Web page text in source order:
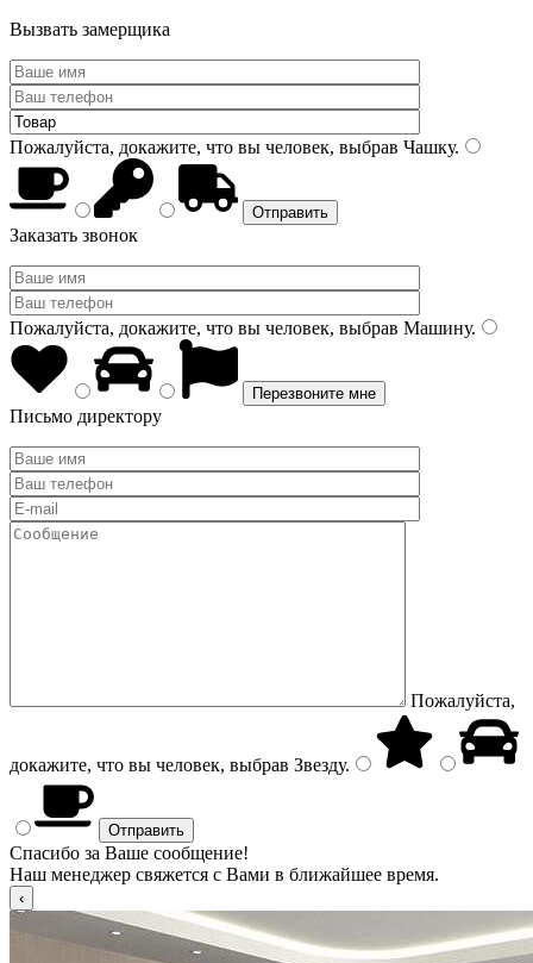
Вызвать замерщика
Пожалуйста, докажите, что вы человек, выбрав Чашку.
Заказать звонок
Пожалуйста, докажите, что вы человек, выбрав Машину.
Письмо директору
Пожалуйста,
докажите, что вы человек, выбрав Звезду.
Спасибо за Ваше сообщение!
Наш менеджер свяжется с Вами в ближайшее время.